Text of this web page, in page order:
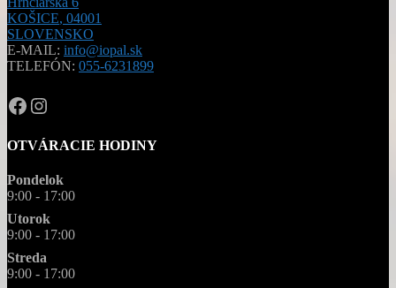
KOŠICE, 04001
SLOVENSKO
E-MAIL: info@iopal.sk
TELEFÓN: 055-6231899
OPAL.drahokamy
opal.drahokamy
OTVÁRACIE HODINY
Pondelok
9:00 - 17:00
Utorok
9:00 - 17:00
Streda
9:00 - 17:00